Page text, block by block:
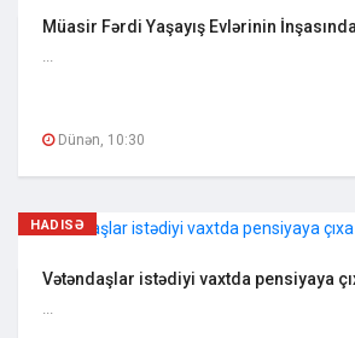
Müasir Fərdi Yaşayış Evlərinin
...
Dünən, 10:30
HADISƏ
Vətəndaşlar istədiyi vaxtda pensiyaya
...